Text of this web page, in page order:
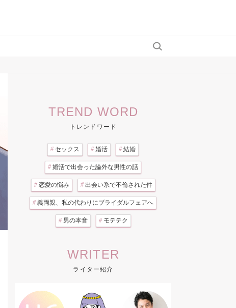
TREND WORD
トレンドワード
# セックス # 婚活 # 結婚
# 婚活で出会った論外な男性の話
# 恋愛の悩み # 出会い系で不倫された件
# 義両親、私の代わりにブライダルフェアへ
# 男の本音 # モテテク
WRITER
ライター紹介